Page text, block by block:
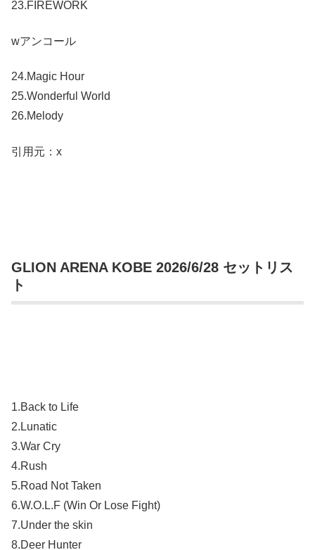
23.FIREWORK
wアンコール
24.Magic Hour
25.Wonderful World
26.Melody
引用元：x
GLION ARENA KOBE 2026/6/28 セットリス
ト
1.Back to Life
2.Lunatic
3.War Cry
4.Rush
5.Road Not Taken
6.W.O.L.F (Win Or Lose Fight)
7.Under the skin
8.Deer Hunter